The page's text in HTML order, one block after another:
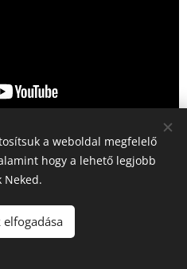
Provision
a weboldal megfelelő
hogy a lehető legjobb
elfogadása